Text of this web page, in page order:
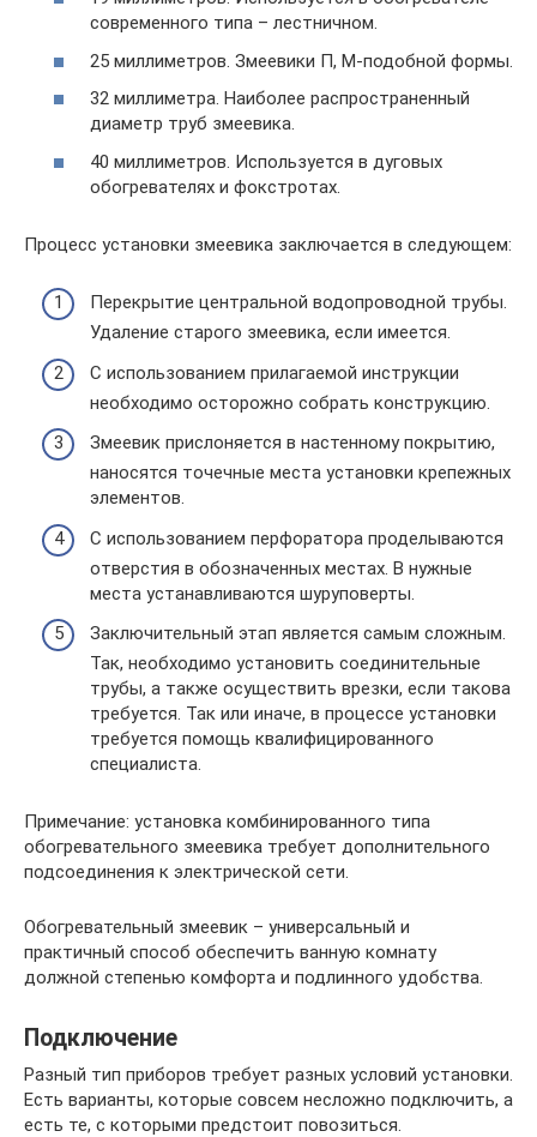
современного типа – лестничном.
25 миллиметров. Змеевики П, М-подобной формы.
32 миллиметра. Наиболее распространенный
диаметр труб змеевика.
40 миллиметров. Используется в дуговых
обогревателях и фокстротах.
Процесс установки змеевика заключается в следующем:
Перекрытие центральной водопроводной трубы.
Удаление старого змеевика, если имеется.
С использованием прилагаемой инструкции
необходимо осторожно собрать конструкцию.
Змеевик прислоняется в настенному покрытию,
наносятся точечные места установки крепежных
элементов.
С использованием перфоратора проделываются
отверстия в обозначенных местах. В нужные
места устанавливаются шуруповерты.
Заключительный этап является самым сложным.
Так, необходимо установить соединительные
трубы, а также осуществить врезки, если такова
требуется. Так или иначе, в процессе установки
требуется помощь квалифицированного
специалиста.
Примечание: установка комбинированного типа
обогревательного змеевика требует дополнительного
подсоединения к электрической сети.
Обогревательный змеевик – универсальный и
практичный способ обеспечить ванную комнату
должной степенью комфорта и подлинного удобства.
Подключение
Разный тип приборов требует разных условий установки.
Есть варианты, которые совсем несложно подключить, а
есть те, с которыми предстоит повозиться.